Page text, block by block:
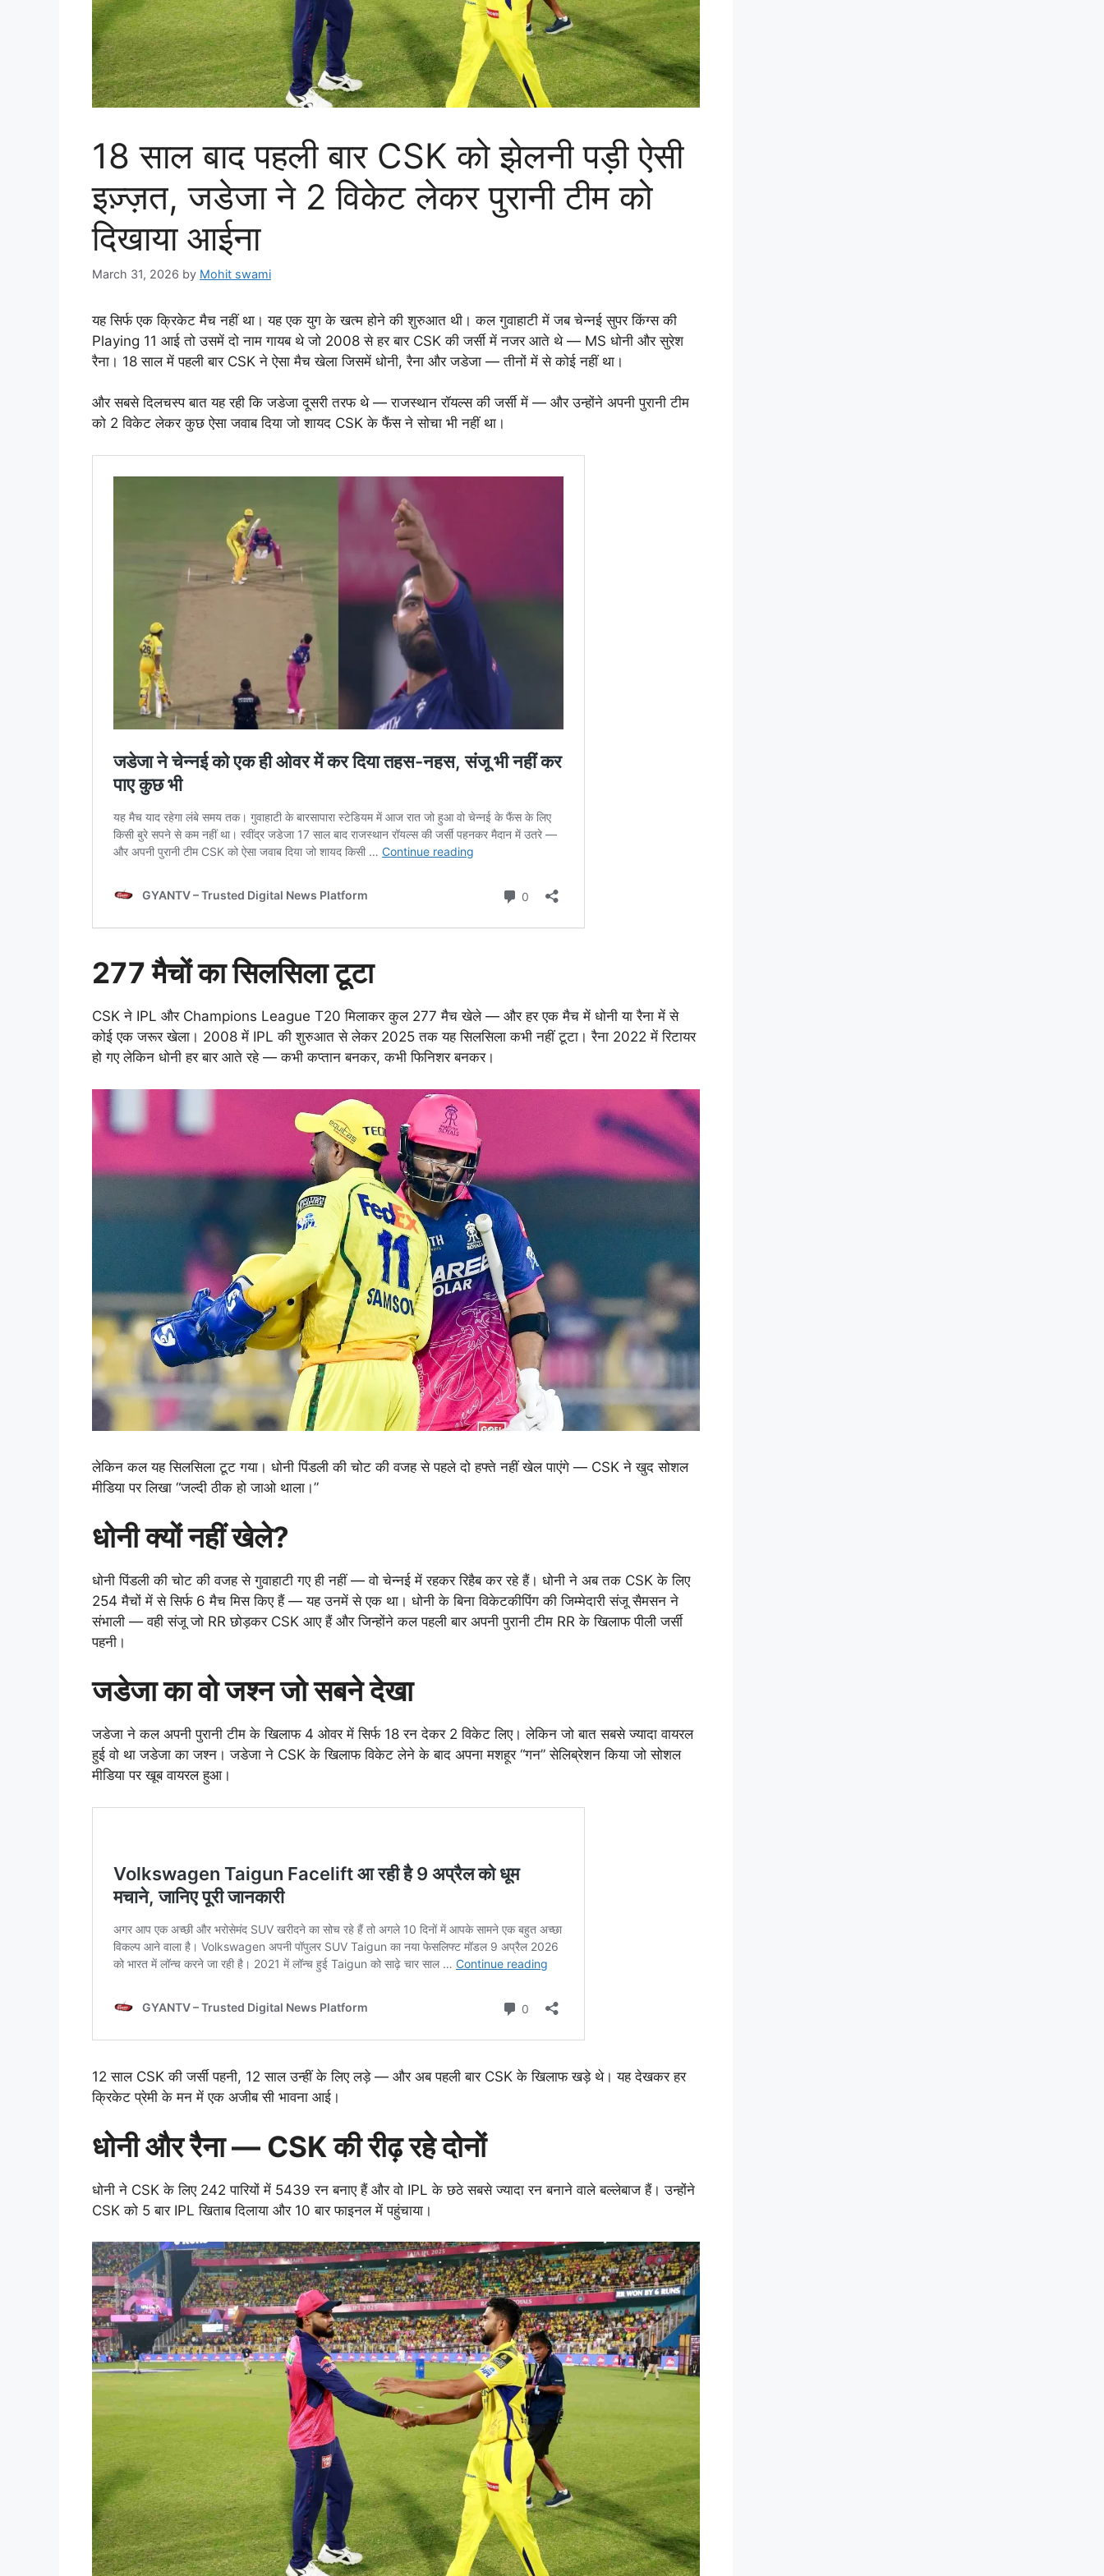
18 साल बाद पहली बार CSK को झेलनी पड़ी ऐसी
इज़्ज़त, जडेजा ने 2 विकेट लेकर पुरानी टीम को
दिखाया आईना
March 31, 2026 by Mohit swami
यह सिर्फ एक क्रिकेट मैच नहीं था। यह एक युग के खत्म होने की शुरुआत थी। कल गुवाहाटी में जब चेन्नई सुपर किंग्स की
Playing 11 आई तो उसमें दो नाम गायब थे जो 2008 से हर बार CSK की जर्सी में नजर आते थे — MS धोनी और सुरेश
रैना। 18 साल में पहली बार CSK ने ऐसा मैच खेला जिसमें धोनी, रैना और जडेजा — तीनों में से कोई नहीं था।
और सबसे दिलचस्प बात यह रही कि जडेजा दूसरी तरफ थे — राजस्थान रॉयल्स की जर्सी में — और उन्होंने अपनी पुरानी टीम
को 2 विकेट लेकर कुछ ऐसा जवाब दिया जो शायद CSK के फैंस ने सोचा भी नहीं था।
277 मैचों का सिलसिला टूटा
CSK ने IPL और Champions League T20 मिलाकर कुल 277 मैच खेले — और हर एक मैच में धोनी या रैना में से
कोई एक जरूर खेला। 2008 में IPL की शुरुआत से लेकर 2025 तक यह सिलसिला कभी नहीं टूटा। रैना 2022 में रिटायर
हो गए लेकिन धोनी हर बार आते रहे — कभी कप्तान बनकर, कभी फिनिशर बनकर।
लेकिन कल यह सिलसिला टूट गया। धोनी पिंडली की चोट की वजह से पहले दो हफ्ते नहीं खेल पाएंगे — CSK ने खुद सोशल
मीडिया पर लिखा “जल्दी ठीक हो जाओ थाला।”
धोनी क्यों नहीं खेले?
धोनी पिंडली की चोट की वजह से गुवाहाटी गए ही नहीं — वो चेन्नई में रहकर रिहैब कर रहे हैं। धोनी ने अब तक CSK के लिए
254 मैचों में से सिर्फ 6 मैच मिस किए हैं — यह उनमें से एक था। धोनी के बिना विकेटकीपिंग की जिम्मेदारी संजू सैमसन ने
संभाली — वही संजू जो RR छोड़कर CSK आए हैं और जिन्होंने कल पहली बार अपनी पुरानी टीम RR के खिलाफ पीली जर्सी
पहनी।
जडेजा का वो जश्न जो सबने देखा
जडेजा ने कल अपनी पुरानी टीम के खिलाफ 4 ओवर में सिर्फ 18 रन देकर 2 विकेट लिए। लेकिन जो बात सबसे ज्यादा वायरल
हुई वो था जडेजा का जश्न। जडेजा ने CSK के खिलाफ विकेट लेने के बाद अपना मशहूर “गन” सेलिब्रेशन किया जो सोशल
मीडिया पर खूब वायरल हुआ।
12 साल CSK की जर्सी पहनी, 12 साल उन्हीं के लिए लड़े — और अब पहली बार CSK के खिलाफ खड़े थे। यह देखकर हर
क्रिकेट प्रेमी के मन में एक अजीब सी भावना आई।
धोनी और रैना — CSK की रीढ़ रहे दोनों
धोनी ने CSK के लिए 242 पारियों में 5439 रन बनाए हैं और वो IPL के छठे सबसे ज्यादा रन बनाने वाले बल्लेबाज हैं। उन्होंने
CSK को 5 बार IPL खिताब दिलाया और 10 बार फाइनल में पहुंचाया।